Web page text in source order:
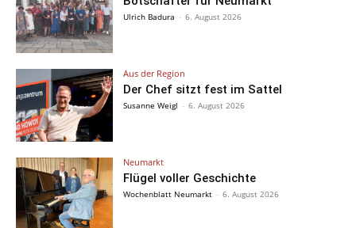
Ulrich Badura - 6. August 2026
Aus der Region
Der Chef sitzt fest im Sattel
Susanne Weigl - 6. August 2026
Neumarkt
Flügel voller Geschichte
Wochenblatt Neumarkt - 6. August 2026